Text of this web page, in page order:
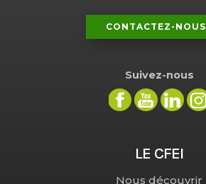
CONTACTEZ-NOUS
Suivez-nous
LE CFEI
Nous découvrir